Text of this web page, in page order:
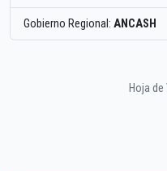
Gobierno Regional: ANCASH
Hoja de